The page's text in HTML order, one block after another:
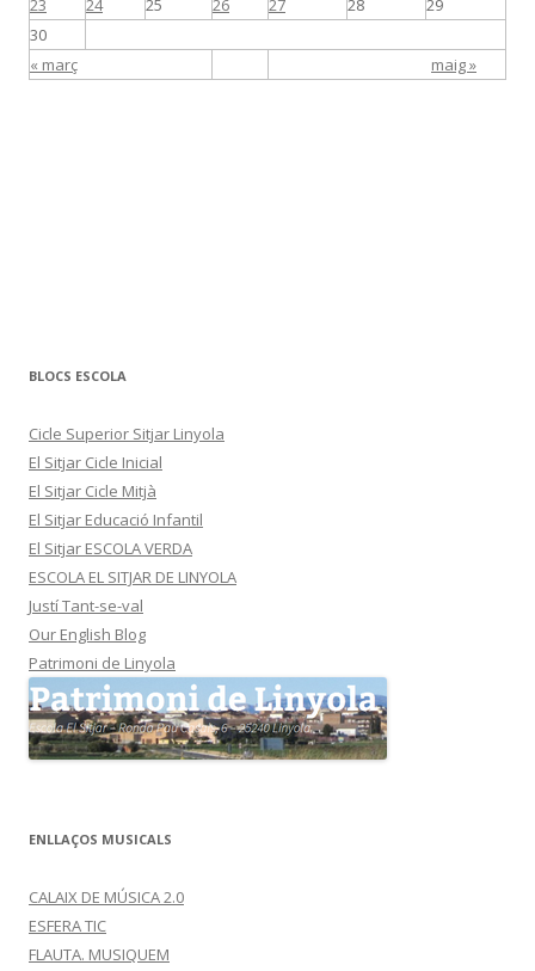
« març maig »
23 24 25 26 27 28
29
30
BLOCS ESCOLA
Cicle Superior Sitjar Linyola
El Sitjar Cicle Inicial
El Sitjar Cicle Mitjà
El Sitjar Educació Infantil
El Sitjar ESCOLA VERDA
ESCOLA EL SITJAR DE LINYOLA
Justí Tant-se-val
Our English Blog
Patrimoni de Linyola
ENLLAÇOS MUSICALS
CALAIX DE MÚSICA 2.0
ESFERA TIC
FLAUTA. MUSIQUEM